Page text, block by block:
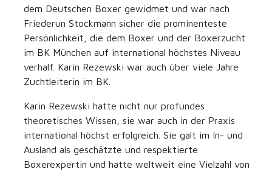
dem Deutschen Boxer gewidmet und war nach
Friederun Stockmann sicher die prominenteste
Persönlichkeit, die dem Boxer und der Boxerzucht
im BK München auf international höchstes Niveau
verhalf. Karin Rezewski war auch über viele Jahre
Zuchtleiterin im BK.
Karin Rezewski hatte nicht nur profundes
theoretisches Wissen, sie war auch in der Praxis
international höchst erfolgreich. Sie galt im In- und
Ausland als geschätzte und respektierte
Boxerexpertin und hatte weltweit eine Vielzahl von